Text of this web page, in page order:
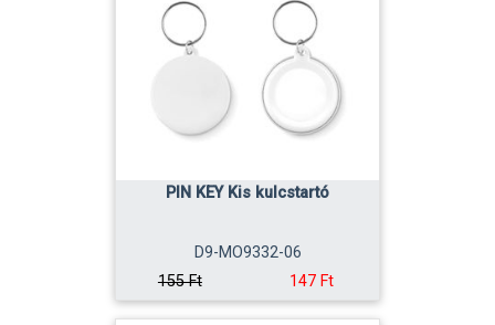
PIN KEY Kis kulcstartó
D9-MO9332-06
155 Ft
147 Ft